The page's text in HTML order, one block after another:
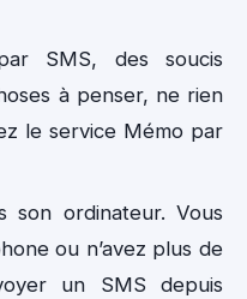
SMS, des soucis
à penser, ne rien
le service Mémo par
son ordinateur. Vous
ou n’avez plus de
un SMS depuis